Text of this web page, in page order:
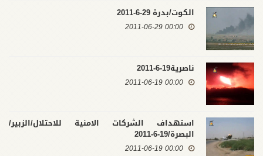
الكوت/بدرة 29-6-2011
00:00 2011-06-29
ناصرية19-6-2011
00:00 2011-06-19
استهداف الشركات الامنية للاحتلال/الزبير/
البصرة/19-6-2011
00:00 2011-06-19